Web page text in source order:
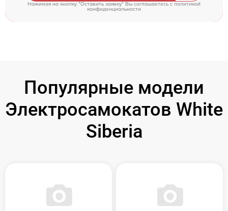
Нажимая на кнопку "Оставить заявку" Вы соглашаетесь cполитикой
конфиденциальности
Популярные модели
Электросамокатов White
Siberia